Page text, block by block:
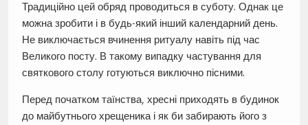
Традиційно цей обряд проводиться в суботу. Однак це
можна зробити і в будь-який інший календарний день.
Не виключається вчинення ритуалу навіть під час
Великого посту. В такому випадку частування для
святкового столу готуються виключно пісними.
Перед початком таїнства, хресні приходять в будинок
до майбутнього хрещеника і як би забирають його з